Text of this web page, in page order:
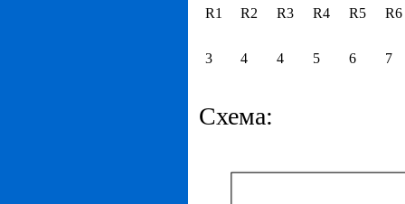
R1 R2 R3 R4 R5 R6
3 4 4 5 6 7
Схема: